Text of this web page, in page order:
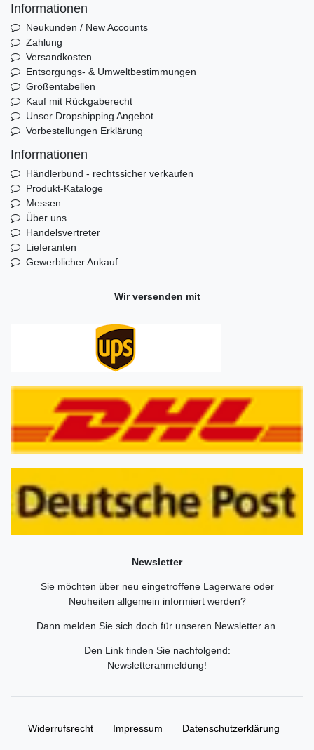
Informationen
Neukunden / New Accounts
Zahlung
Versandkosten
Entsorgungs- & Umweltbestimmungen
Größentabellen
Kauf mit Rückgaberecht
Unser Dropshipping Angebot
Vorbestellungen Erklärung
Informationen
Händlerbund - rechtssicher verkaufen
Produkt-Kataloge
Messen
Über uns
Handelsvertreter
Lieferanten
Gewerblicher Ankauf
Wir versenden mit
Newsletter
Sie möchten über neu eingetroffene Lagerware oder
Neuheiten allgemein informiert werden?
Dann melden Sie sich doch für unseren Newsletter an.
Den Link finden Sie nachfolgend:
Newsletteranmeldung!
Widerrufs­recht Impressum Daten­schutz­erklärung